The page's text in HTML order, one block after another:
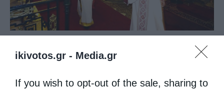
ikivotos.gr - Media.gr
If you wish to opt-out of the sale, sharing to
ΆΓΙΟΣ ΙΆΚΩΒΟΣ ΜΗΤΡΌΠΟΛΗ ΣΠΆΡΤΗΣ